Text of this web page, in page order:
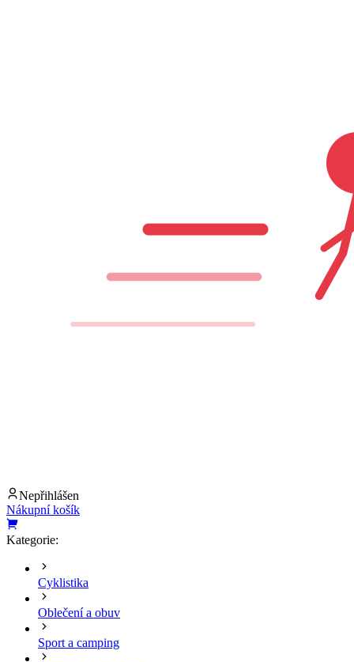
Nepřihlášen
Nákupní košík
Kategorie:
Cyklistika
Oblečení a obuv
Sport a camping